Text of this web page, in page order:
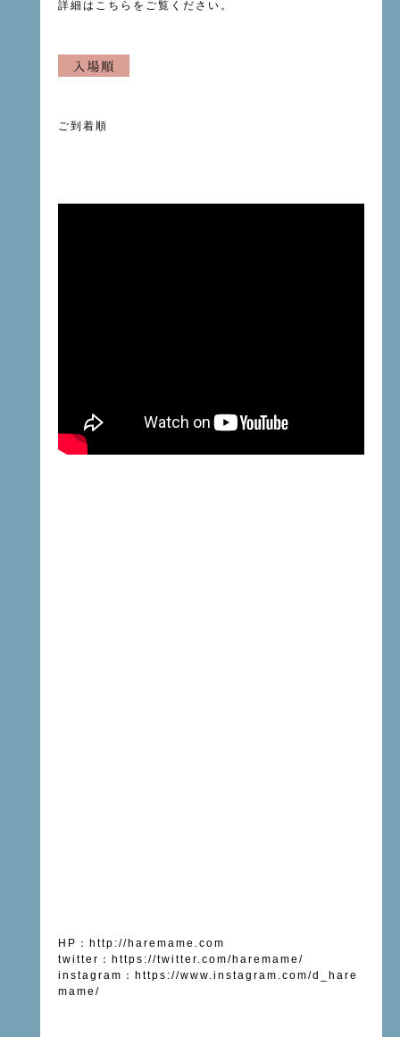
詳細は こちら をご覧ください。
ご到着順
HP ： http://haremame.com
twitter ： https://twitter.com/haremame/
instagram ： https://www.instagram.com/d_hare
mame/